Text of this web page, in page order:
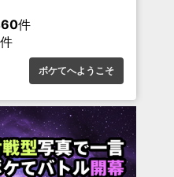
件
件
ボケてへようこそ